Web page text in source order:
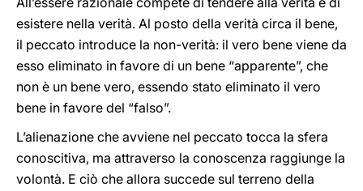
esistere nella verità. Al posto della verità circa il bene,
il peccato introduce la non-verità: il vero bene viene da
esso eliminato in favore di un bene “apparente”, che
non è un bene vero, essendo stato eliminato il vero
bene in favore del “falso”.
L’alienazione che avviene nel peccato tocca la sfera
conoscitiva, ma attraverso la conoscenza raggiunge la
volontà. E ciò che allora succede sul terreno della